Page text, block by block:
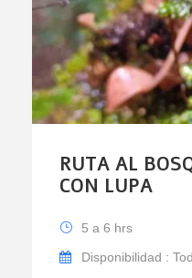
RUTA AL
CON LUPA
5 a 6 hrs
Disponibilidad :